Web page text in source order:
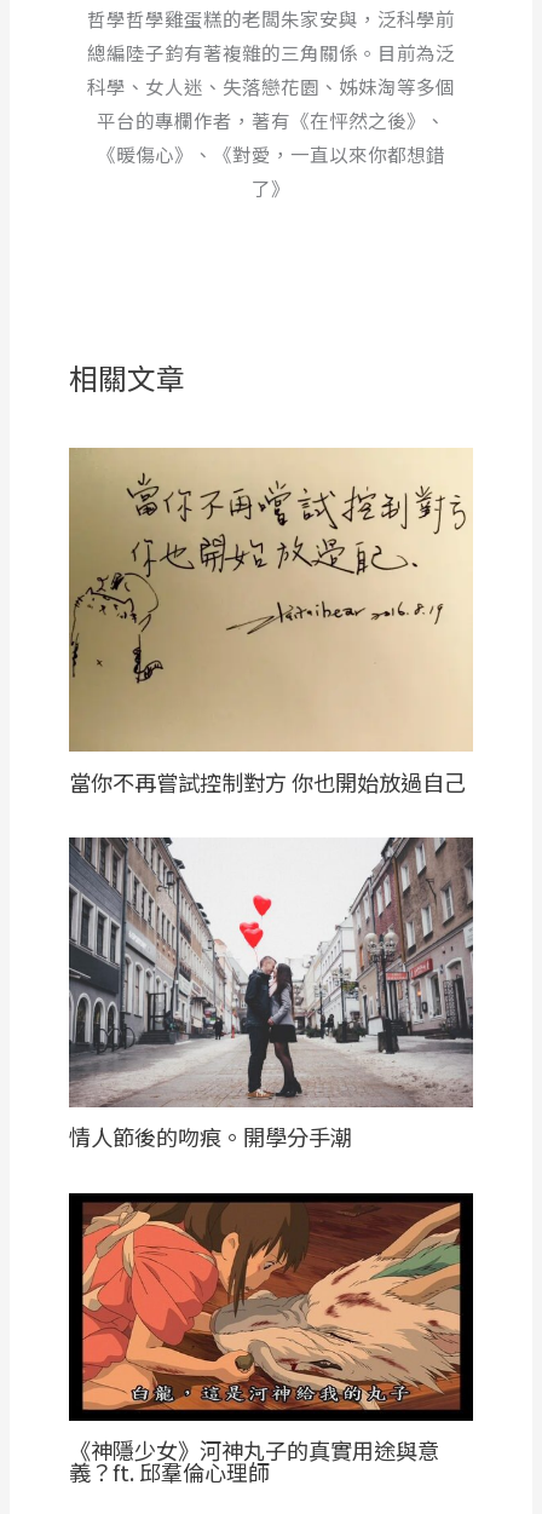
哲學哲學雞蛋糕的老闆朱家安與，泛科學前
總編陸子鈞有著複雜的三角關係。目前為泛
科學、女人迷、失落戀花園、姊妹淘等多個
平台的專欄作者，著有《在怦然之後》、
《暖傷心》、《對愛，一直以來你都想錯
了》
相關文章
當你不再嘗試控制對方 你也開始放過自己
情人節後的吻痕。開學分手潮
《神隱少女》河神丸子的真實用途與意
義？ft. 邱羣倫心理師